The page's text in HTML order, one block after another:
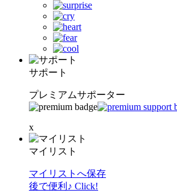
サポート
プレミアムサポーター
x
マイリスト
マイリストへ保存
後で便利♪ Click!